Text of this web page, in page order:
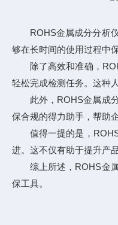
ROHS金属成分分析仪
够在长时间的使用过程中
除了高效和准确，
轻松完成检测任务。这种
此外，ROHS金属成分
保合规的得力助手，帮助
值得一提的是，ROHS
进。这不仅有助于提升产
综上所述，ROHS金属
保工具。